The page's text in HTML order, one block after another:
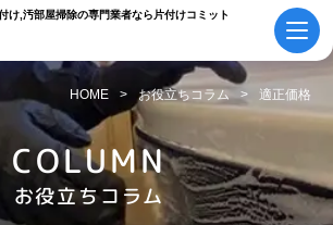
け,汚部屋掃除の専門業者なら片付けコミット
ご依頼の流れ
会社概要・
スタッフ紹介
HOME お役立ちコラム 適正価格
COLUMN
お役立ちコラム